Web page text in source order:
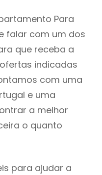
Para
falar com um dos
que receba a
indicadas
com uma
e uma
a melhor
o quanto
para ajudar a